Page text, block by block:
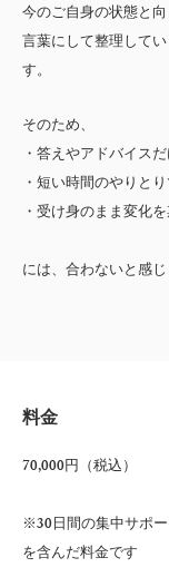
今のご自身の状態と向
言葉にして整理して
す。
そのため、
・答えやアドバイス
・短い時間のやりと
・受け身のまま変化
には、合わないと感
料金
70,000円（税込）
​※30日間の集中サポ
を含んだ料金です